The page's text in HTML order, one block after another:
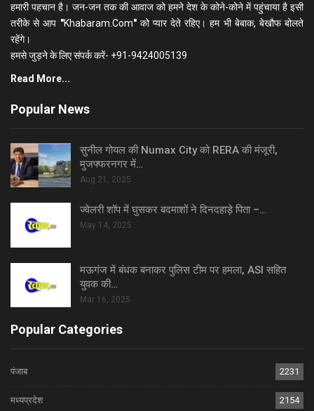
हमारी पहचान है। जन-जन तक की आवाज को हमने देश के कोने-कोने में पहुंचाया है इसी
तरीके से आप "Khabaram.Com"को प्यार देते रहिए। हम भी बेबाक, बेखौफ बोलते
रहेंगे।
हमसे जुड़ने के लिए संपर्क करें- +91-9424005139
Read More...
Popular News
सुनील गोयल की Numax City को RERA की मंजूरी,
मुजफ्फरनगर में…
Aug 21, 2025
ज्वेलरी शॉप में घुसकर बदमाशों ने दिनदहाड़े पिता –…
May 14, 2025
मऊगंज में बंधक बनाकर पुलिस टीम पर हमला, ASI सहित
युवक की…
Mar 16, 2025
Popular Categories
पंजाब 2231
मध्यप्रदेश 2154